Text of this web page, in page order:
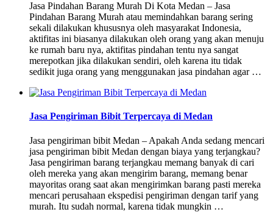
Jasa Pindahan Barang Murah Di Kota Medan – Jasa
Pindahan Barang Murah atau memindahkan barang sering
sekali dilakukan khususnya oleh masyarakat Indonesia,
aktifitas ini biasanya dilakukan oleh orang yang akan menuju
ke rumah baru nya, aktifitas pindahan tentu nya sangat
merepotkan jika dilakukan sendiri, oleh karena itu tidak
sedikit juga orang yang menggunakan jasa pindahan agar …
Jasa Pengiriman Bibit Terpercaya di Medan
Jasa pengiriman bibit Medan – Apakah Anda sedang mencari
jasa pengiriman bibit Medan dengan biaya yang terjangkau?
Jasa pengiriman barang terjangkau memang banyak di cari
oleh mereka yang akan mengirim barang, memang benar
mayoritas orang saat akan mengirimkan barang pasti mereka
mencari perusahaan ekspedisi pengiriman dengan tarif yang
murah. Itu sudah normal, karena tidak mungkin …